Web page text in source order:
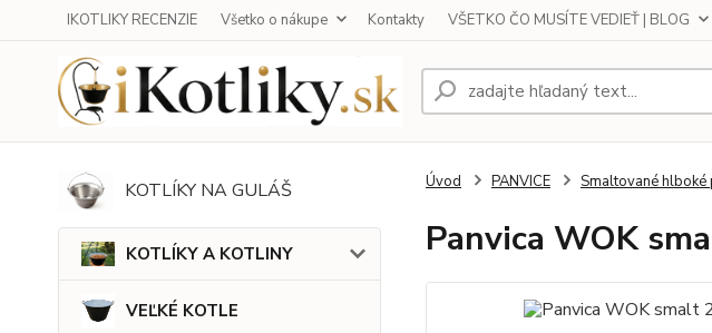
IKOTLIKY RECENZIE Všetko o nákupe Kontakty VŠETKO ČO MUSÍTE VEDIEŤ | BLOG
KOTLÍKY NA GULÁŠ
KOTLÍKY A KOTLINY
VEĽKÉ KOTLE
Úvod PANVICE Smaltované hlboké
Panvica WOK